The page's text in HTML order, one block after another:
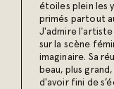
étoiles plein les
primés partout
J'admire
sur la scène
imaginaire. Sa
beau, plus
d'avoir fini de